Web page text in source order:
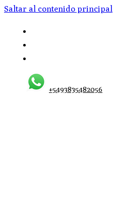
Saltar al contenido principal
+5493835482056